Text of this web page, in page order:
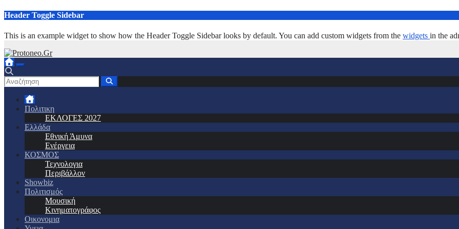
Μετάβαση
περιεχόμενο
Header Toggle Sidebar
This is an example widget to show how the Header Toggle Sidebar looks by default. You can add custom widgets from the widgets in the
Πολιτικη
ΕΚΛΟΓΕΣ 2027
Ελλάδα
Εθνική Άμυνα
Ενέργεια
ΚΟΣΜΟΣ
Τεχνολογια
Περιβάλλον
Showbiz
Πολιτισμός
Μουσική
Κινηματογράφος
Οικονομια